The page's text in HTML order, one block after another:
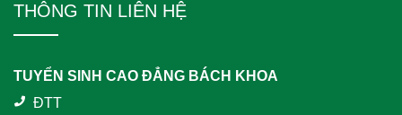
THÔNG TIN LIÊN HỆ
TUYỂN SINH CAO ĐẲNG BÁCH KHOA
ĐTT